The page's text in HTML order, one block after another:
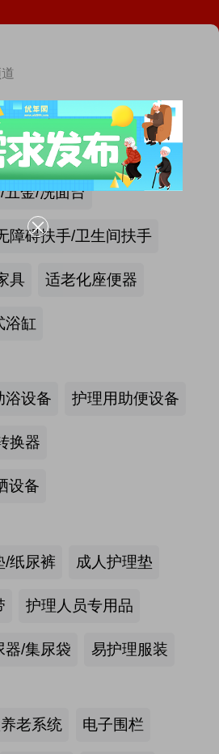
五金/洗面台
障碍扶手/卫生间扶手
具 适老化座便器
浴缸
浴设备 护理用助便设备
换器
设备
/纸尿裤 成人护理垫
护理人员专用品
器/集尿袋 易护理服装
老系统 电子围栏
商
届西部国际医疗器械展览会
2026中国国际福祉博览会暨中国国际康复博览会
届西安国际养老产业博览会
第十届中国(广州)国际养老健康产业博览会
尔电动轮椅-海尔智慧康养
“一件事”上线
家嘴峰会议程首发，早鸟通道同
放
2026-07-23